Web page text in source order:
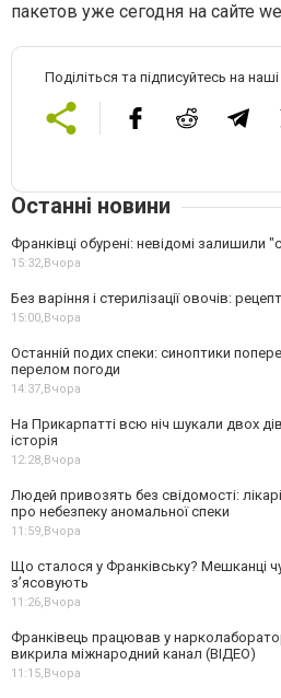
пакетов уже сегодня на сайте
Поділіться та підписуйтесь на
Останні новини
Франківці обурені: невідомі залишили
15:32, Вчора
Без варіння і стерилізації овочів:
15:00, Вчора
Останній подих спеки: синоптики
перелом погоди
14:37, Вчора
На Прикарпатті всю ніч шукали двох
історія
12:28, Вчора
Людей привозять без свідомості:
про небезпеку аномальної спеки
11:59, Вчора
Що сталося у Франківську? Мешканці
з’ясовують
11:26, Вчора
Франківець працював у
викрила міжнародний канал (ВІДЕО)
11:15, Вчора